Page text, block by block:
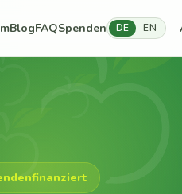
BlogFAQSpenden DE EN